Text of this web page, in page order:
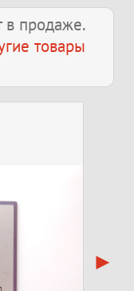
в продаже.
товары